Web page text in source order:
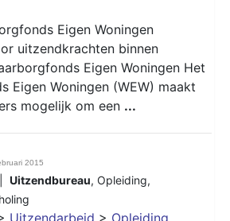
Eigen Woningen
uitzendkrachten binnen
Eigen Woningen Het
Eigen Woningen (WEW) maakt
mogelijk om een ...
2015
Uitzendbureau, Opleiding,
Uitzendarbeid > Opleiding